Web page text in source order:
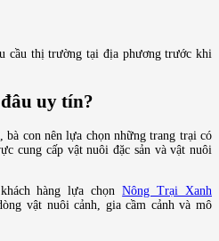
cầu thị trường tại địa phương trước khi
uy tín?
bà con nên lựa chọn những trang trại có
cung cấp vật nuôi đặc sản và vật nuôi
hàng lựa chọnNông Trại Xanh
vật nuôi cảnh, gia cầm cảnh và mô